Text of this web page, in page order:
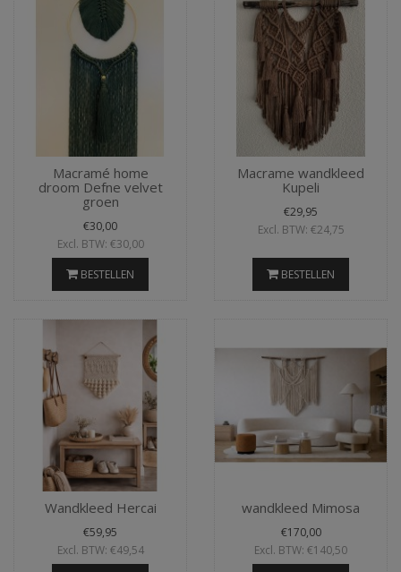
Macramé home
droom Defne velvet
groen
€30,00
Excl. BTW: €30,00
BESTELLEN
Macrame wandkleed
Kupeli
€29,95
Excl. BTW: €24,75
BESTELLEN
Wandkleed Hercai
€59,95
Excl. BTW: €49,54
wandkleed Mimosa
€170,00
Excl. BTW: €140,50